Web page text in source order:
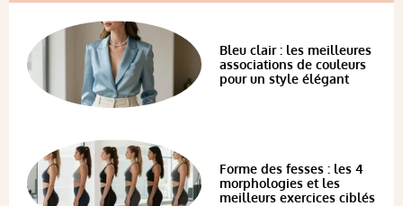
Bleu clair : les meilleures
associations de couleurs
pour un style élégant
Forme des fesses : les 4
morphologies et les
meilleurs exercices ciblés